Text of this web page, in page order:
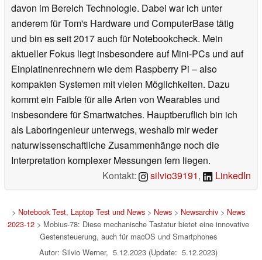
davon im Bereich Technologie. Dabei war ich unter
anderem für Tom's Hardware und ComputerBase tätig
und bin es seit 2017 auch für Notebookcheck. Mein
aktueller Fokus liegt insbesondere auf Mini-PCs und auf
Einplatinenrechnern wie dem Raspberry Pi – also
kompakten Systemen mit vielen Möglichkeiten. Dazu
kommt ein Faible für alle Arten von Wearables und
insbesondere für Smartwatches. Hauptberuflich bin ich
als Laboringenieur unterwegs, weshalb mir weder
naturwissenschaftliche Zusammenhänge noch die
Interpretation komplexer Messungen fern liegen.
Kontakt:
silvio39191, LinkedIn
> Notebook Test, Laptop Test und News> News> Newsarchiv> News
2023-12> Mobius-78: Diese mechanische Tastatur bietet eine innovative
Gestensteuerung, auch für macOS und Smartphones
Autor: Silvio Werner, 5.12.2023 (Update: 5.12.2023)